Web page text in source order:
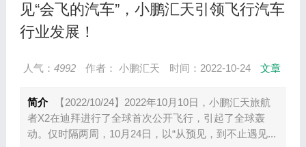
见“会飞的汽车”，小鹏汇天引领飞行汽车
行业发展！
人气： 4992 作者： 小鹏汇天 时间：2022-10-24 文章
简介
【2022/10/24】2022年10月10日，小鹏汇天旅航
者X2在迪拜进行了全球首次公开飞行，引起了全球轰
动。仅时隔两周，10月24日，以“从预见，到不止遇见...